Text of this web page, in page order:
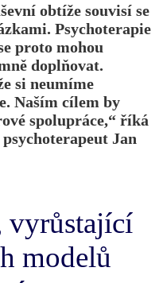
obtíže souvisí se
Psychoterapie
proto mohou
doplňovat.
si neumíme
Naším cílem by
spolupráce,“ říká
Jan
vyrůstající
modelů